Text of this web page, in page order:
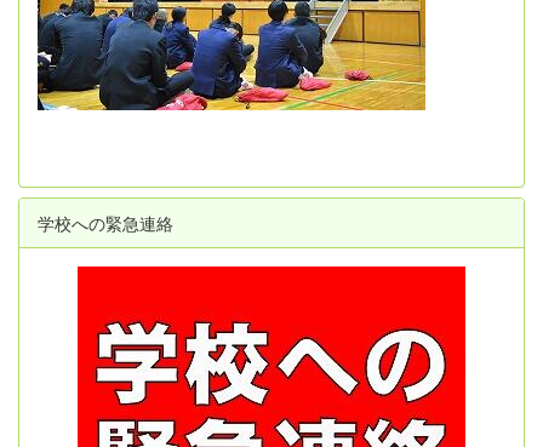
学校への緊急連絡